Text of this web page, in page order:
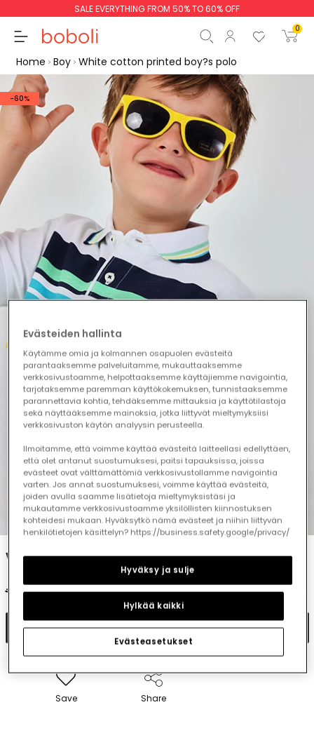
SALE EVERYTHING FROM 50% TO 60% OFF
0
Subtotal
Total
Start order
Home Boy White cotton printed boy?s polo
-60%
1 2 3 4 5
White cotton printed boy?s polo
€25.95 €12.95 €10.35
Add to cart
Save Share
Evästeiden hallinta
Käytämme omia ja kolmannen osapuolen evästeitä
parantaaksemme palveluitamme, mukauttaaksemme
verkkosivustoamme, helpottaaksemme käyttäjiemme navigointia,
tarjotaksemme paremman käyttökokemuksen, tunnistaaksemme
parannettavia kohtia, tehdäksemme mittauksia ja käyttötilastoja
sekä näyttääksemme mainoksia, jotka liittyvät mieltymyksiisi
verkkosivuston käytön analyysin perusteella.
Ilmoitamme, että voimme käyttää evästeitä laitteellasi edellyttäen,
että olet antanut suostumuksesi, paitsi tapauksissa, joissa
evästeet ovat välttämättömiä verkkosivustollamme navigointia
varten. Jos annat suostumuksesi, voimme käyttää evästeitä,
joiden avulla saamme lisätietoja mieltymyksistäsi ja
mukautamme verkkosivustoamme yksilöllisten kiinnostuksen
kohteidesi mukaan. Hyväksytkö nämä evästeet ja niihin liittyvän
henkilötietojen käsittelyn? https://business.safety.google/privacy/
Evästeasetukset
Hylkää kaikki
Hyväksy ja sulje